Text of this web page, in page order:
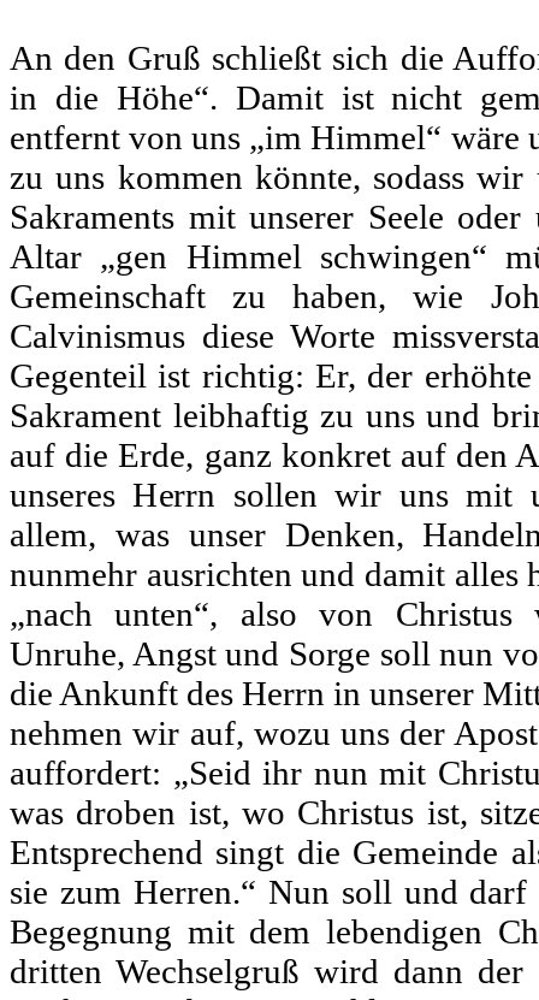
An den Gruß schließt sich die
in die Höhe“. Damit ist nicht
entfernt von uns „im Himmel“ wäre
zu uns kommen könnte, sodass
Sakraments mit unserer Seele
Altar „gen Himmel schwingen“
Gemeinschaft zu haben, wie
Calvinismus diese Worte
Gegenteil ist richtig: Er, der
Sakrament leibhaftig zu uns und
auf die Erde, ganz konkret auf den
unseres Herrn sollen wir uns mit
allem, was unser Denken,
nunmehr ausrichten und damit alles
„nach unten“, also von Christus
Unruhe, Angst und Sorge soll nun
die Ankunft des Herrn in unserer
nehmen wir auf, wozu uns der
auffordert: „Seid ihr nun mit
was droben ist, wo Christus ist,
Entsprechend singt die Gemeinde
sie zum Herren.“ Nun soll und
Begegnung mit dem lebendigen
dritten Wechselgruß wird dann